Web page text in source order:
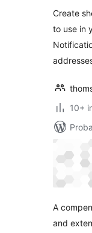
Create
to use in
10+
A
and